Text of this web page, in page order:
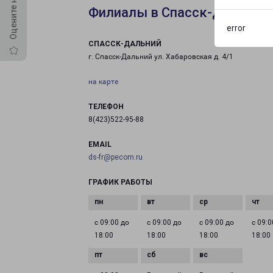
error
Филиалы в Спасск-Дальнем
СПАССК-ДАЛЬНИЙ
г. Спасск-Дальний ул. Хабаровская д. 4/1
на карте
ТЕЛЕФОН
8(423)522-95-88
EMAIL
ds-fr@pecom.ru
ГРАФИК РАБОТЫ
с 09:00 до
18:00
с 09:00 до
18:00
с 09:00 до
18:00
с
18:00